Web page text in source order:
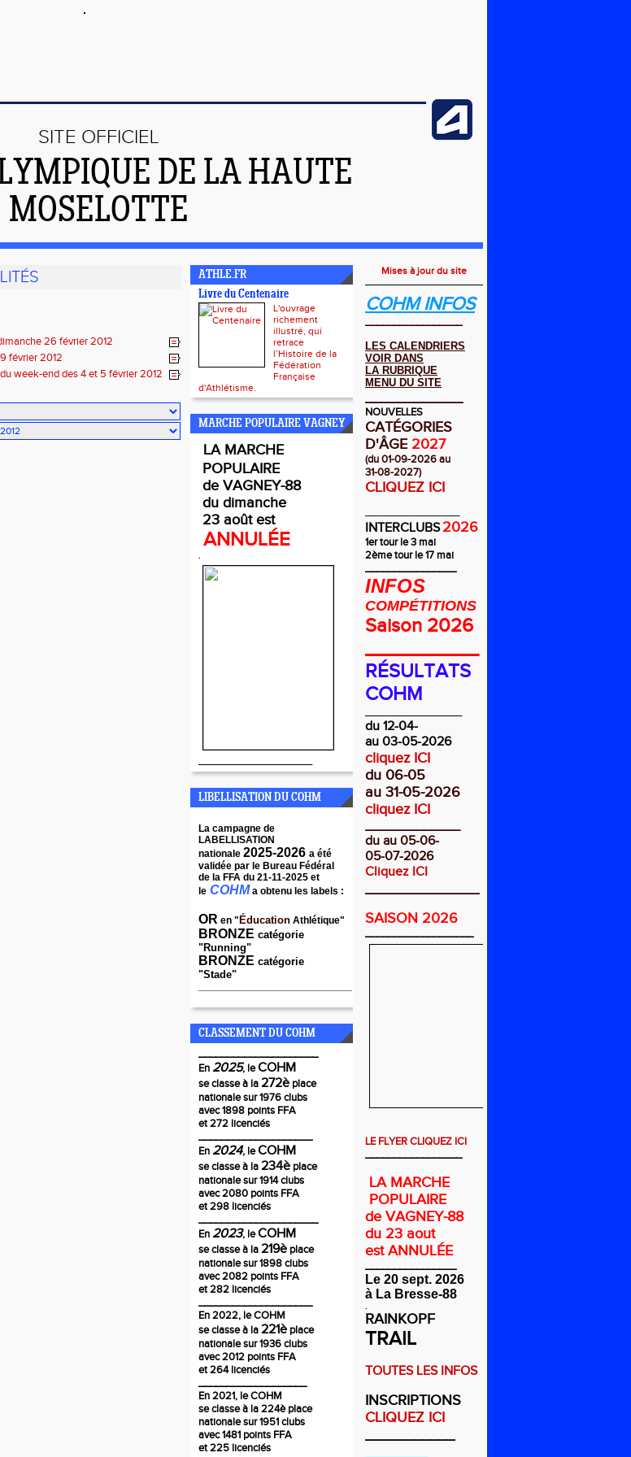
SITE OFFICIEL
DE LA HAUTE
MOSELOTTE
26 février 2012
février 2012
week-end des 4 et 5 février 2012
ATHLE.FR
Livre du Centenaire
L'ouvrage
richement
illustré, qui
retrace
l’Histoire de la
Fédération
Française
d'Athlétisme.
MARCHE POPULAIRE VAGNEY
LA MARCHE
POPULAIRE
de VAGNEY-88
du dimanche
23 août est
ANNULÉE
.
LIBELLISATION DU COHM
La campagne de
LABELLISATION
nationale 2025-2026 a été
validée par le Bureau Fédéral
de la FFA du 21-11-2025 et
le COHM a obtenu les labels :
OR en " Éducation Athlétique"
BRONZE catégorie
"Running"
BRONZE catégorie
"Stade"
CLASSEMENT DU COHM
_____________________
En2025, leCOHM
se classe à la272è place
nationale sur 1976 clubs
avec 1898 points FFA
et 272 licenciés
____________________
En2024, leCOHM
se classe à la234è place
nationale sur 1914 clubs
avec 2080 points FFA
et 298 licenciés
_____________________
En2023, leCOHM
se classe à la219è place
nationale sur 1898 clubs
avec 2082 points FFA
et 282 licenciés
____________________
En2022, le COHM
se classe à la221è place
nationale sur 1936 clubs
avec 2012 points FFA
et 264 licenciés
___________________
En 2021, le COHM
se classe à la224èplace
nationale sur 1951 clubs
avec 1481 points FFA
et 225 licenciés
Mises à jour du site
COHM INFOS
_________________
LES CALENDRIERS
VOIR DANS
LA RUBRIQUE
MENU DU SITE
NOUVELLES
CATÉGORIES
D'ÂGE 2027
(du 01-09-2026 au
31-08-2027)
CLIQUEZ ICI
INTERCLUBS 2026
1er tour le 3 mai
2ème tour le 17 mai
________________
INFOS
COMPÉTITIONS
Saison 2026
__________
RÉSULTATS
COHM
du 12-04-
au 03-05-2026
cliquez ICI
du 06-05
au 31-05-2026
cliquez ICI
_____________
du au 05-06-
05-07-2026
Cliquez ICI
SAISON 2026
___________________
LE FLYER CLIQUEZ ICI
_________________
LA MARCHE
POPULAIRE
de VAGNEY-88
du 23 aout
est ANNULÉE
________________
Le 20 sept. 2026
à La Bresse-88
RAINKOPF
TRAIL
TOUTES LES INFOS
INSCRIPTIONS
CLIQUEZ ICI